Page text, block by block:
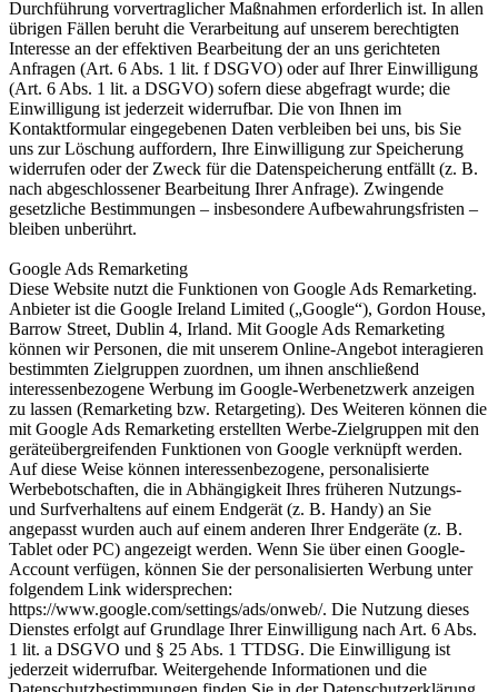
Durchführung vorvertraglicher Maßnahmen erforderlich ist. In allen
übrigen Fällen beruht die Verarbeitung auf unserem berechtigten
Interesse an der effektiven Bearbeitung der an uns gerichteten
Anfragen (Art. 6 Abs. 1 lit. f DSGVO) oder auf Ihrer Einwilligung
(Art. 6 Abs. 1 lit. a DSGVO) sofern diese abgefragt wurde; die
Einwilligung ist jederzeit widerrufbar. Die von Ihnen im
Kontaktformular eingegebenen Daten verbleiben bei uns, bis Sie
uns zur Löschung auffordern, Ihre Einwilligung zur Speicherung
widerrufen oder der Zweck für die Datenspeicherung entfällt (z. B.
nach abgeschlossener Bearbeitung Ihrer Anfrage). Zwingende
gesetzliche Bestimmungen – insbesondere Aufbewahrungsfristen –
bleiben unberührt.
Google Ads Remarketing
Diese Website nutzt die Funktionen von Google Ads Remarketing.
Anbieter ist die Google Ireland Limited („Google“), Gordon House,
Barrow Street, Dublin 4, Irland. Mit Google Ads Remarketing
können wir Personen, die mit unserem Online-Angebot interagieren
bestimmten Zielgruppen zuordnen, um ihnen anschließend
interessenbezogene Werbung im Google-Werbenetzwerk anzeigen
zu lassen (Remarketing bzw. Retargeting). Des Weiteren können die
mit Google Ads Remarketing erstellten Werbe-Zielgruppen mit den
geräteübergreifenden Funktionen von Google verknüpft werden.
Auf diese Weise können interessenbezogene, personalisierte
Werbebotschaften, die in Abhängigkeit Ihres früheren Nutzungs-
und Surfverhaltens auf einem Endgerät (z. B. Handy) an Sie
angepasst wurden auch auf einem anderen Ihrer Endgeräte (z. B.
Tablet oder PC) angezeigt werden. Wenn Sie über einen Google-
Account verfügen, können Sie der personalisierten Werbung unter
folgendem Link widersprechen:
https://www.google.com/settings/ads/onweb/. Die Nutzung dieses
Dienstes erfolgt auf Grundlage Ihrer Einwilligung nach Art. 6 Abs.
1 lit. a DSGVO und § 25 Abs. 1 TTDSG. Die Einwilligung ist
jederzeit widerrufbar. Weitergehende Informationen und die